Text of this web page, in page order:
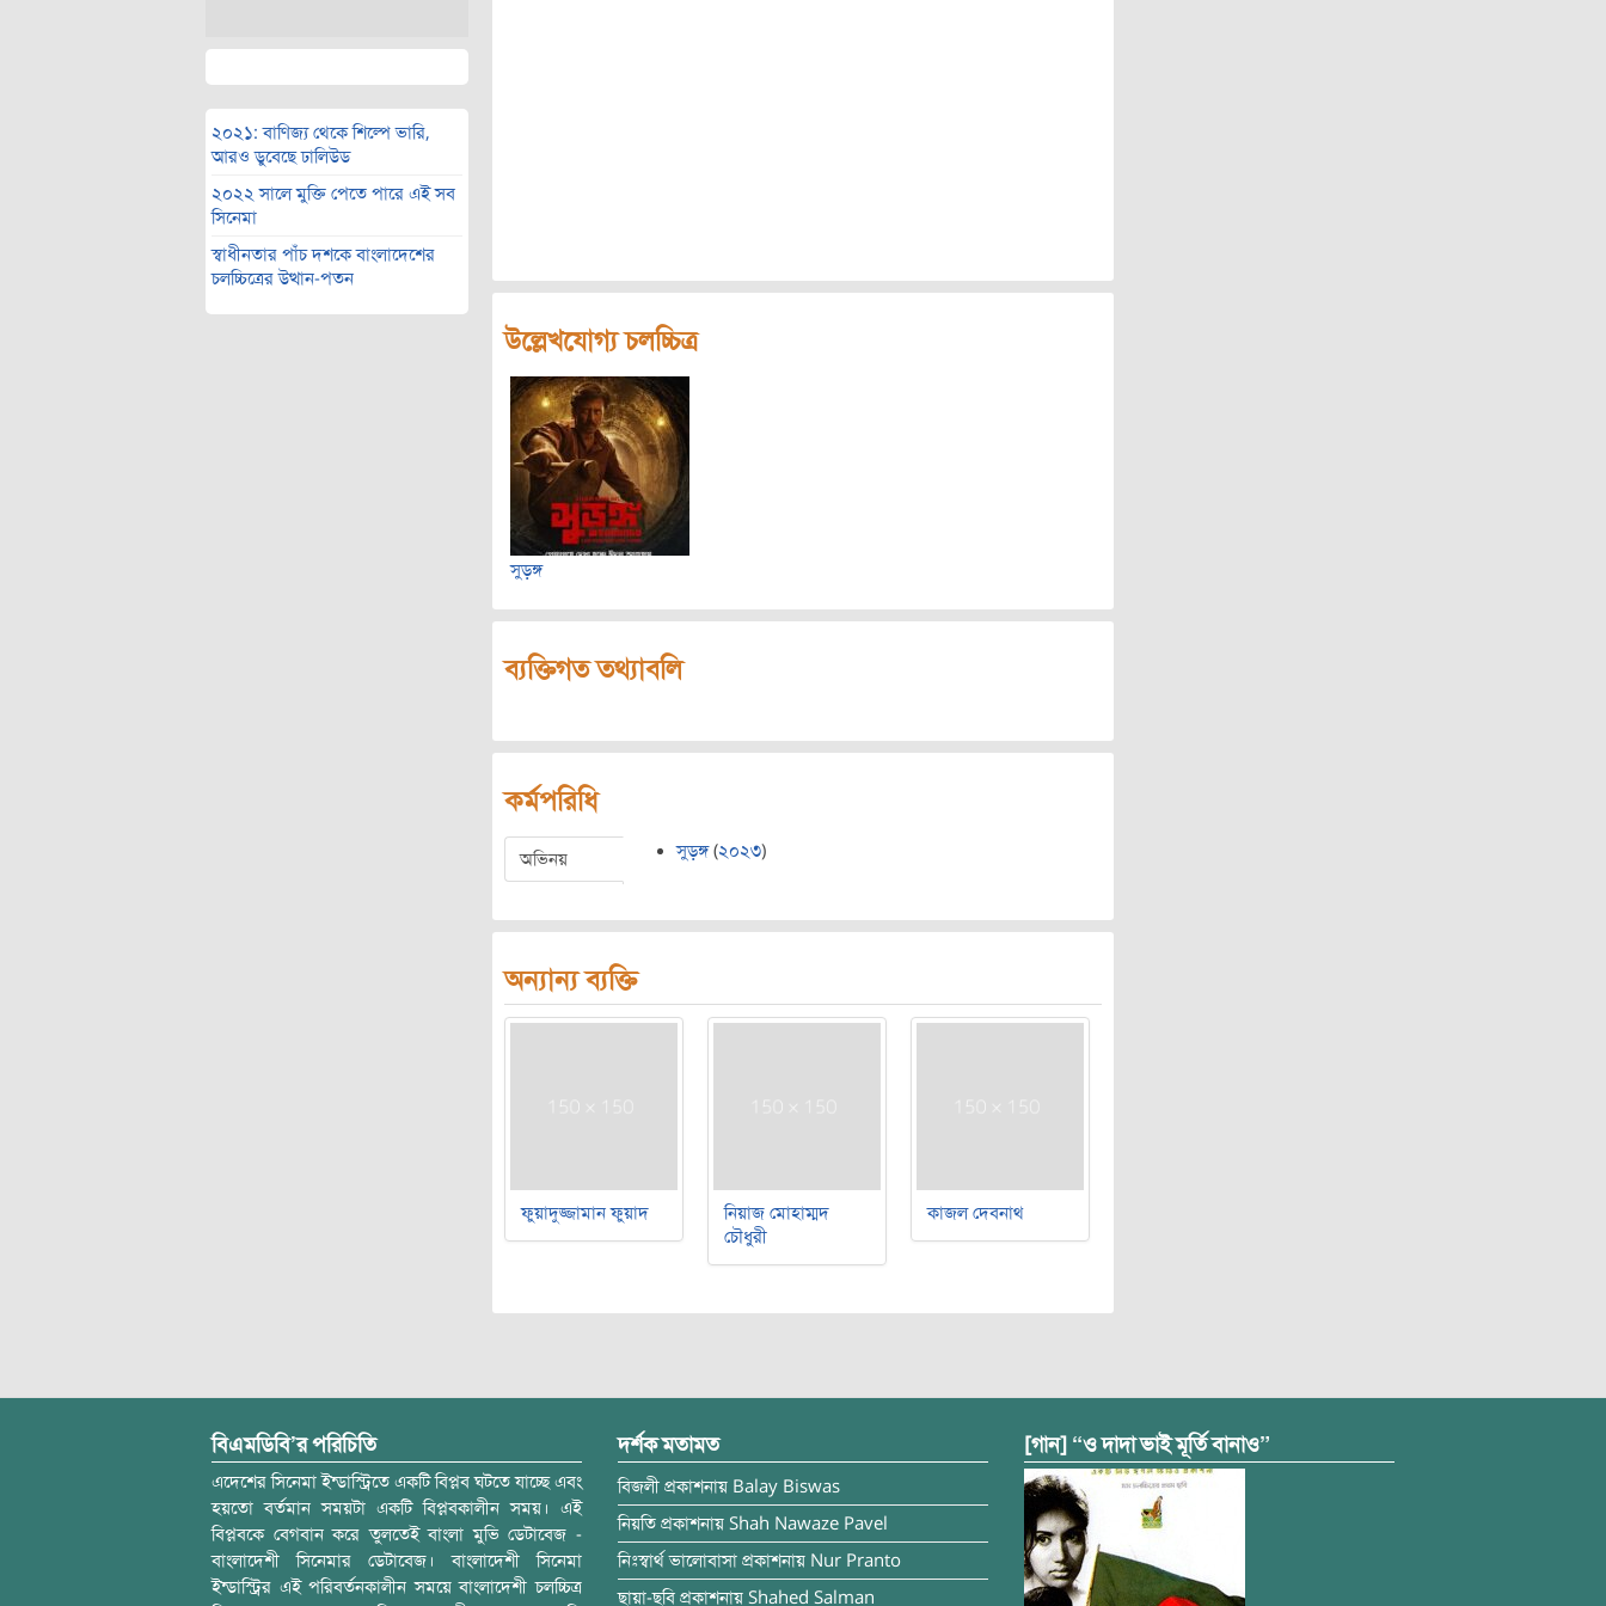
২০২১: বাণিজ্য থেকে শিল্পে ভারি,
আরও ডুবেছে ঢালিউড
২০২২ সালে মুক্তি পেতে পারে এই সব
সিনেমা
স্বাধীনতার পাঁচ দশকে বাংলাদেশের
চলচ্চিত্রের উত্থান-পতন
উল্লেখযোগ্য চলচ্চিত্র
সুড়ঙ্গ
ব্যক্তিগত তথ্যাবলি
কর্মপরিধি
অভিনয় সুড়ঙ্গ(২০২৩)
অন্যান্য ব্যক্তি
ফুয়াদুজ্জামান ফুয়াদ
নিয়াজ মোহাম্মদ
চৌধুরী
কাজল দেবনাথ
বিএমডিবি’র পরিচিতি
এদেশের সিনেমা ইন্ডাস্ট্রিতে একটি বিপ্লব ঘটতে যাচ্ছে এবং
হয়তো বর্তমান সময়টা একটি বিপ্লবকালীন সময়। এই
বিপ্লবকে বেগবান করে তুলতেই বাংলা মুভি ডেটাবেজ -
বাংলাদেশী সিনেমার ডেটাবেজ। বাংলাদেশী সিনেমা
ইন্ডাস্ট্রির এই পরিবর্তনকালীন সময়ে বাংলাদেশী চলচ্চিত্র
দর্শক মতামত
বিজলী প্রকাশনায় Balay Biswas
নিয়তি প্রকাশনায় Shah Nawaze Pavel
নিঃস্বার্থ ভালোবাসা প্রকাশনায় Nur Pranto
ছায়া-ছবি প্রকাশনায় Shahed Salman
[গান] “ও দাদা ভাই মূর্তি বানাও”